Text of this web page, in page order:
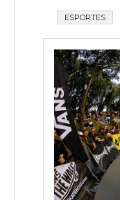
ESPORTES